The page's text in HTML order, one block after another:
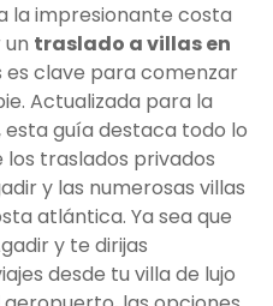
la impresionante costa
traslado a villas en
clave para comenzar
Actualizada para la
guía destaca todo lo
traslados privados
y las numerosas villas
atlántica. Ya sea que
y te dirijas
desde tu villa de lujo